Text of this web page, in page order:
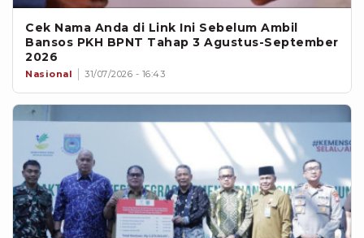
Cek Nama Anda di Link Ini Sebelum Ambil
Bansos PKH BPNT Tahap 3 Agustus-September
2026
Nasional 31/07/2026 - 16:43